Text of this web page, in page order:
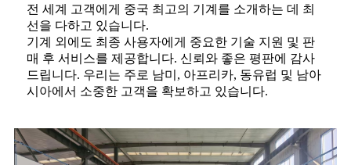
전 세계 고객에게 중국 최고의 기계를 소개하는 데 최
선을 다하고 있습니다.
기계 외에도 최종 사용자에게 중요한 기술 지원 및 판
매 후 서비스를 제공합니다. 신뢰와 좋은 평판에 감사
드립니다. 우리는 주로 남미, 아프리카, 동유럽 및 남아
시아에서 소중한 고객을 확보하고 있습니다.